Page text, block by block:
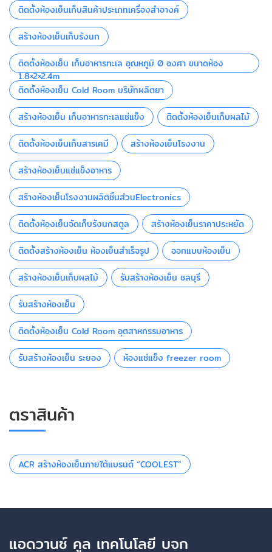
ติดตั้งห้องเย็นเก็บสินค้าประเภทเครื่องสำอางค์
สร้างห้องเย็นเก็บรังนก
ติดตั้งห้องเย็น เก็บอาหารทะเล อุณหภูมิ 0 องศา ขนาดห้อง
1.8×2×2.4m
ติดตั้งห้องเย็น Cold Room บริษัทผลิตยา
สร้างห้องเย็น เก็บอาหารทะเลแช่แข็ง
ติดตั้งห้องเย็นเก็บผลไม้
ติดตั้งห้องเย็นเก็บสารเคมี
สร้างห้องเย็นโรงงาน
สร้างห้องเย็นแช่แข็งอาหาร
สร้างห้องเย็นโรงงานผลิตชิ้นส่วนElectronics
ติดตั้งห้องเย็นจัดเก็บรังนกสตูล
สร้างห้องเย็นราคาประหยัด
ติดตั้งสร้างห้องเย็น ห้องเย็นสำเร็จรูป
ออกแบบห้องเย็น
สร้างห้องเย็นเก็บผลไม้
รับสร้างห้องเย็น ชลบุรี
รับสร้างห้องเย็น
ติดตั้งห้องเย็น Cold Room อุตสาหกรรมอาหาร
รับสร้างห้องเย็น ระยอง
ห้องแช่แข็ง freezer room
ตราสินค้า
ACR สร้างห้องเย็นภายใต้แบรนด์ “COOLEST”
แอดวานซ์ คูล เทคโนโลยี บจก